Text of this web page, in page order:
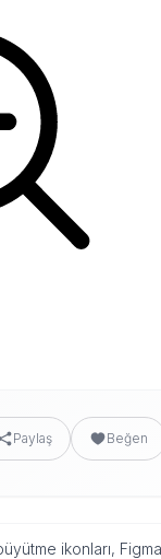
Paylaş Beğen
ikonları,